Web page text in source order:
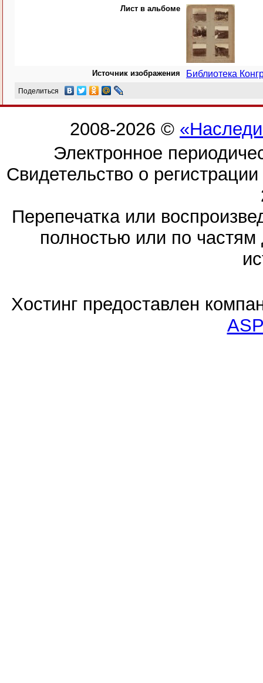
Лист в альбоме
Источник изображения Библиотека
Поделиться
2008-2026 ©
Электронное
Свидетельство о
Перепечатка или
полностью или по частям
Хостинг предоставлен